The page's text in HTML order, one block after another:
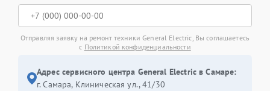
Отправляя заявку на ремонт техники General Electric, Вы соглашаетесь
с Политикой конфиденциальности
Адрес сервисного центра General Electric в Самаре:
г. Самара, Клиническая ул., 41/30